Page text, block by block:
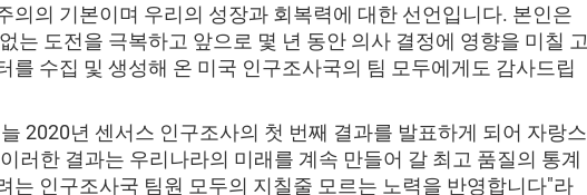
의의 기본이며 우리의 성장과 회복력에 대한 선언입니다. 본인은
는 도전을 극복하고 앞으로 몇 년 동안 의사 결정에 영향을 미칠 고
를 수집 및 생성해 온 미국 인구조사국의 팀 모두에게도 감사드립
2020년 센서스 인구조사의 첫 번째 결과를 발표하게 되어 자랑스
러한 결과는 우리나라의 미래를 계속 만들어 갈 최고 품질의 통계
는 인구조사국 팀원 모두의 지칠줄 모르는 노력을 반영합니다"라